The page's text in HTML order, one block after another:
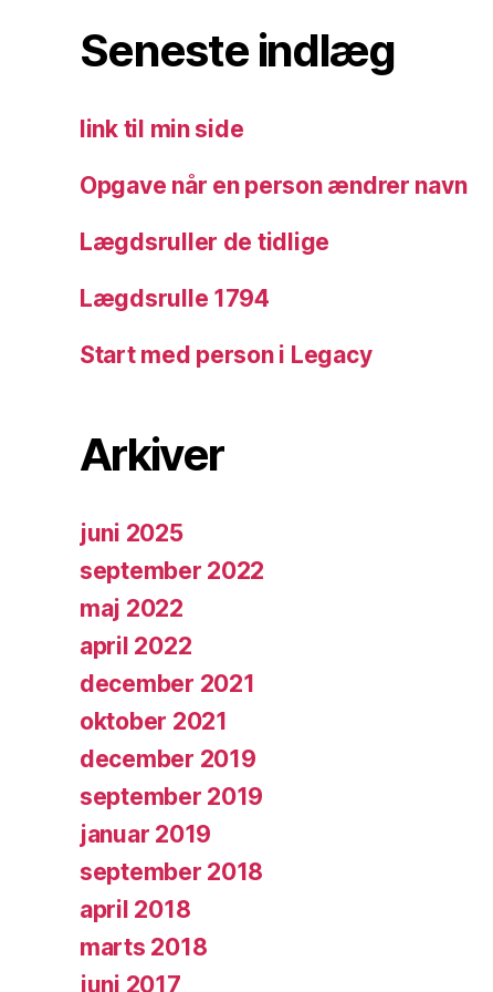
Seneste indlæg
link til min side
Opgave når en person ændrer navn
Lægdsruller de tidlige
Lægdsrulle 1794
Start med person i Legacy
Arkiver
juni 2025
september 2022
maj 2022
april 2022
december 2021
oktober 2021
december 2019
september 2019
januar 2019
september 2018
april 2018
marts 2018
juni 2017